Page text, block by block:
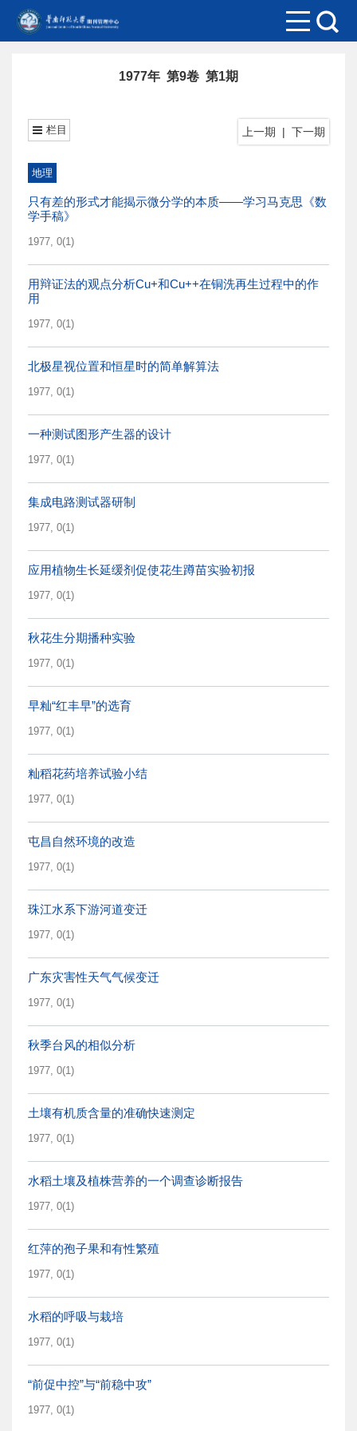
1977年 第9卷 第1期
上一期 | 下一期
栏目
地理
只有差的形式才能揭示微分学的本质——学习马克思《数
学手稿》
1977, 0(1)
用辩证法的观点分析Cu+和Cu++在铜洗再生过程中的作
用
1977, 0(1)
北极星视位置和恒星时的简单解算法
1977, 0(1)
一种测试图形产生器的设计
1977, 0(1)
集成电路测试器研制
1977, 0(1)
应用植物生长延缓剂促使花生蹲苗实验初报
1977, 0(1)
秋花生分期播种实验
1977, 0(1)
早籼“红丰早”的选育
1977, 0(1)
籼稻花药培养试验小结
1977, 0(1)
屯昌自然环境的改造
1977, 0(1)
珠江水系下游河道变迁
1977, 0(1)
广东灾害性天气气候变迁
1977, 0(1)
秋季台风的相似分析
1977, 0(1)
土壤有机质含量的准确快速测定
1977, 0(1)
水稻土壤及植株营养的一个调查诊断报告
1977, 0(1)
红萍的孢子果和有性繁殖
1977, 0(1)
水稻的呼吸与栽培
1977, 0(1)
“前促中控”与“前稳中攻”
1977, 0(1)